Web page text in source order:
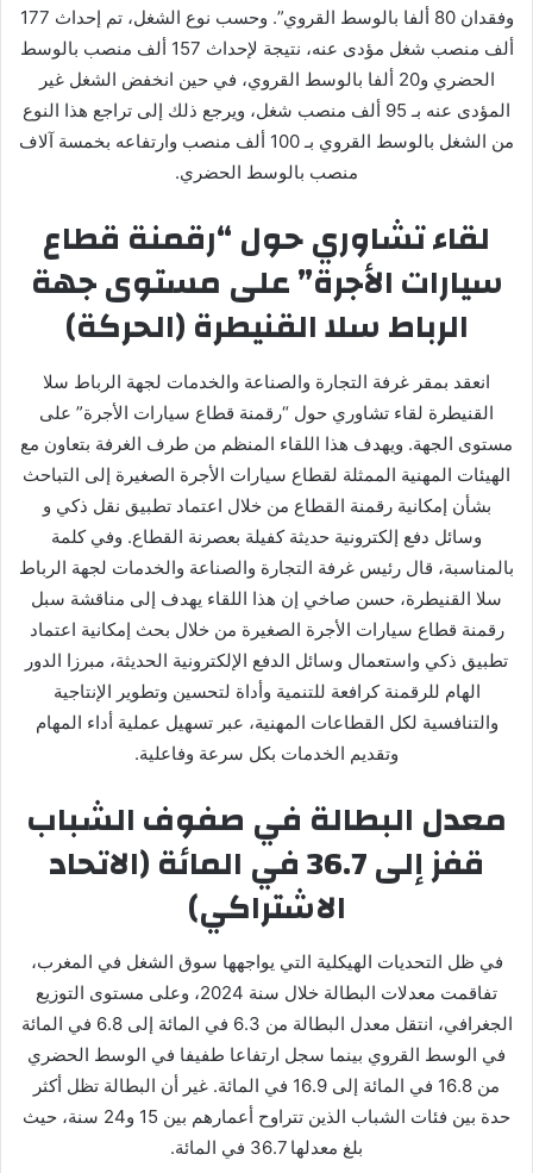
وفقدان 80 ألفا بالوسط القروي”. وحسب نوع الشغل، تم إحداث 177
ألف منصب شغل مؤدى عنه، نتيجة لإحداث 157 ألف منصب بالوسط
الحضري و20 ألفا بالوسط القروي، في حين انخفض الشغل غير
المؤدى عنه بـ 95 ألف منصب شغل، ويرجع ذلك إلى تراجع هذا النوع
من الشغل بالوسط القروي بـ 100 ألف منصب وارتفاعه بخمسة آلاف
منصب بالوسط الحضري.
لقاء تشاوري حول “رقمنة قطاع
سيارات الأجرة” على مستوى جهة
الرباط سلا القنيطرة (الحركة)
انعقد بمقر غرفة التجارة والصناعة والخدمات لجهة الرباط سلا
القنيطرة لقاء تشاوري حول “رقمنة قطاع سيارات الأجرة” على
مستوى الجهة. ويهدف هذا اللقاء المنظم من طرف الغرفة بتعاون مع
الهيئات المهنية الممثلة لقطاع سيارات الأجرة الصغيرة إلى التباحث
بشأن إمكانية رقمنة القطاع من خلال اعتماد تطبيق نقل ذكي و
وسائل دفع إلكترونية حديثة كفيلة بعصرنة القطاع. وفي كلمة
بالمناسبة، قال رئيس غرفة التجارة والصناعة والخدمات لجهة الرباط
سلا القنيطرة، حسن صاخي إن هذا اللقاء يهدف إلى مناقشة سبل
رقمنة قطاع سيارات الأجرة الصغيرة من خلال بحث إمكانية اعتماد
تطبيق ذكي واستعمال وسائل الدفع الإلكترونية الحديثة، مبرزا الدور
الهام للرقمنة كرافعة للتنمية وأداة لتحسين وتطوير الإنتاجية
والتنافسية لكل القطاعات المهنية، عبر تسهيل عملية أداء المهام
وتقديم الخدمات بكل سرعة وفاعلية.
معدل البطالة في صفوف الشباب
قفز إلى 36.7 في المائة (الاتحاد
الاشتراكي)
في ظل التحديات الهيكلية التي يواجهها سوق الشغل في المغرب،
تفاقمت معدلات البطالة خلال سنة 2024، وعلى مستوى التوزيع
الجغرافي، انتقل معدل البطالة من 6.3 في المائة إلى 6.8 في المائة
في الوسط القروي بينما سجل ارتفاعا طفيفا في الوسط الحضري
من 16.8 في المائة إلى 16.9 في المائة. غير أن البطالة تظل أكثر
حدة بين فئات الشباب الذين تتراوح أعمارهم بين 15 و24 سنة، حيث
بلغ معدلها 36.7 في المائة.